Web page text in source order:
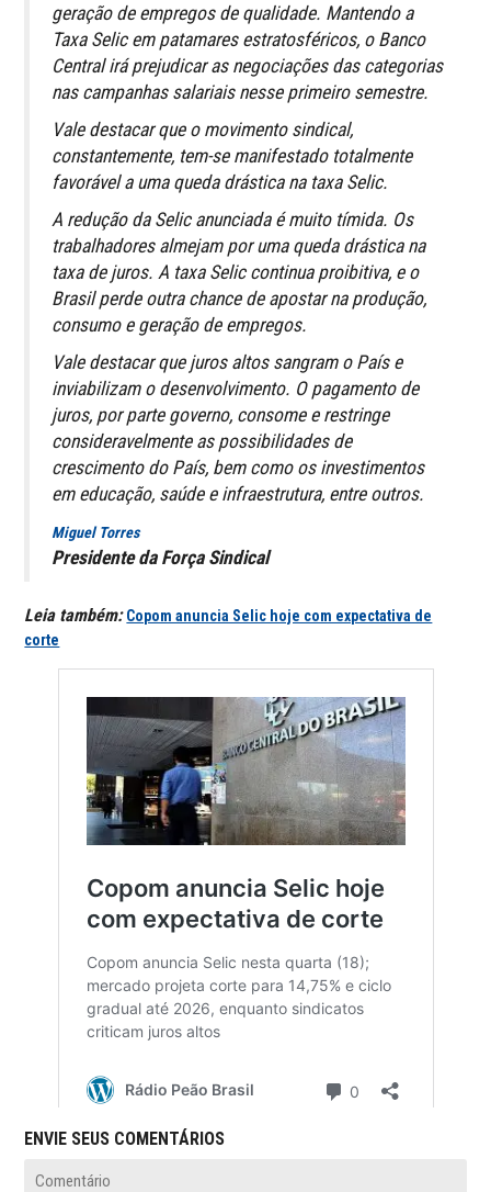
geração de empregos de qualidade. Mantendo a
Taxa Selic em patamares estratosféricos, o Banco
Central irá prejudicar as negociações das categorias
nas campanhas salariais nesse primeiro semestre.
Vale destacar que o movimento sindical,
constantemente, tem-se manifestado totalmente
favorável a uma queda drástica na taxa Selic.
A redução da Selic anunciada é muito tímida. Os
trabalhadores almejam por uma queda drástica na
taxa de juros. A taxa Selic continua proibitiva, e o
Brasil perde outra chance de apostar na produção,
consumo e geração de empregos.
Vale destacar que juros altos sangram o País e
inviabilizam o desenvolvimento. O pagamento de
juros, por parte governo, consome e restringe
consideravelmente as possibilidades de
crescimento do País, bem como os investimentos
em educação, saúde e infraestrutura, entre outros.
Miguel Torres
Presidente da Força Sindical
Leia também: Copom anuncia Selic hoje com expectativa de
corte
ENVIE SEUS COMENTÁRIOS